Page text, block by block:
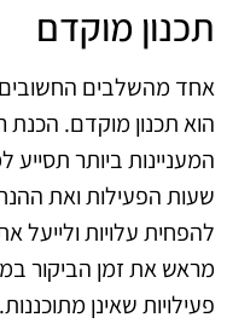
תכנון מוקדם
אחד מהשלבים החשובים
הוא תכנון מוקדם. הכנת
המעניינות ביותר
שעות הפעילות ואת
להפחית עלויות ולייעל
מראש את זמן הביקור
פעילויות שאינן מתוכננות.